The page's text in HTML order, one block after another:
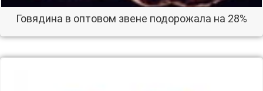
Говядина в оптовом звене подорожала на 28%